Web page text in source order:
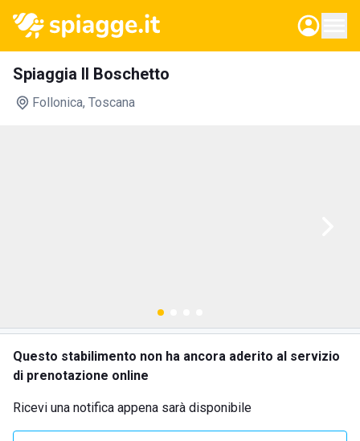
Spiaggia Il Boschetto
Follonica, Toscana
Questo stabilimento non ha ancora aderito al servizio
di prenotazione online
Ricevi una notifica appena sarà disponibile